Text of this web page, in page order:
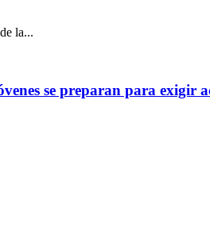
la...
se preparan para exigir